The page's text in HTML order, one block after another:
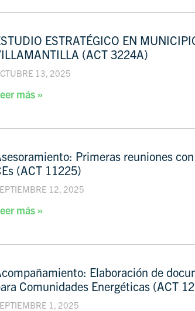
ESTRATÉGICO EN
(ACT 3224A)
13, 2025
más »
Primeras reuniones
(ACT 11225)
12, 2025
más »
Elaboración de
Comunidades Energéticas (ACT
1, 2025